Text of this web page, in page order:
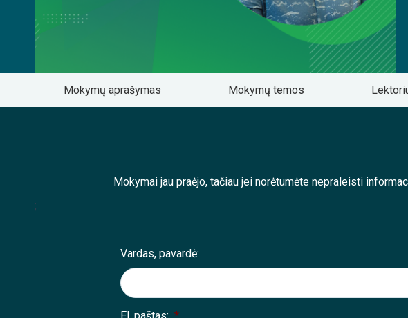
Mokymų aprašymas Mokymų temos
Mokymai jau praėjo, tačiau jei norėtumėte nepraleisti
;
Vardas, pavardė: